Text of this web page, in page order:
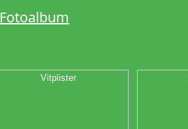
Fotoalbum
Vitplister